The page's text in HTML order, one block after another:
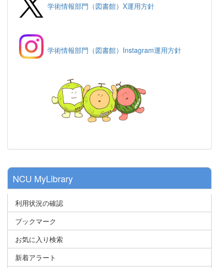
学術情報部門（図書館）X運用方針
学術情報部門（図書館）Instagram運用方針
NCU MyLibrary
利用状況の確認
ブックマーク
お気に入り検索
新着アラート